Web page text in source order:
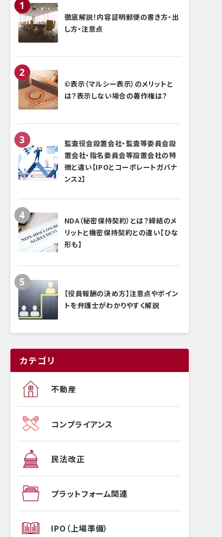
徹底解説！内容証明郵便の書き方・出
し方・注意点
©表示（マルシー表示）のメリットと
は？表示しない場合の著作権は？
監査役会設置会社・監査等委員会設
置会社・指名委員会等設置会社の特
徴と違い【IPOとコーポレートガバナ
ンス2】
NDA（秘密保持契約）とは？締結のメ
リットと機密保持契約との違い【ひな
形も】
【役員報酬の決め方】注意点やポイン
トを弁護士がわかりやすく解説
カテゴリ
不動産
コンプライアンス
民法改正
プラットフォーム関連
IPO（上場準備）